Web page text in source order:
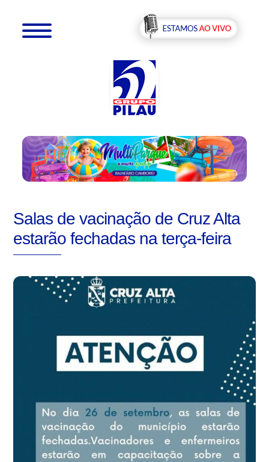
Salas de vacinação de Cruz Alta
estarão fechadas na terça-feira